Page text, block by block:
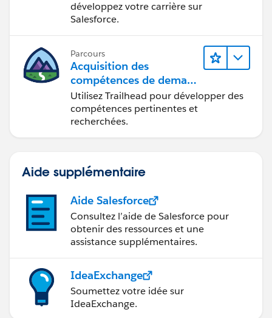
développez votre carrière sur
Salesforce.
Parcours
Acquisition des
compétences de demain
avec Trailhead
Utilisez Trailhead pour développer des
compétences pertinentes et
recherchées.
Aide supplémentaire
Aide Salesforce
Consultez l’aide de Salesforce pour
obtenir des ressources et une
assistance supplémentaires.
IdeaExchange
Soumettez votre idée sur
IdeaExchange.